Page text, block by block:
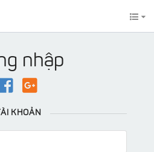
nhập
KHOẢN